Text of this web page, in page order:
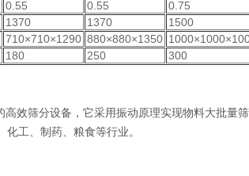
0.55 0.55 0.75
1370 1370 1500
710×710×1290 880×880×1350
180 250 300
效筛分设备，它采用振动原理实现物料大批量
工、制药、粮食等行业。